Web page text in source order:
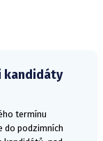
kandidáty
termínu
do podzimních